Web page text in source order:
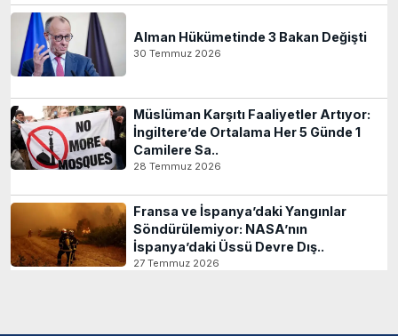
Alman Hükümetinde 3 Bakan Değişti
30 Temmuz 2026
Müslüman Karşıtı Faaliyetler Artıyor:
İngiltere’de Ortalama Her 5 Günde 1
Camilere Sa..
28 Temmuz 2026
Fransa ve İspanya’daki Yangınlar
Söndürülemiyor: NASA’nın
İspanya’daki Üssü Devre Dış..
27 Temmuz 2026